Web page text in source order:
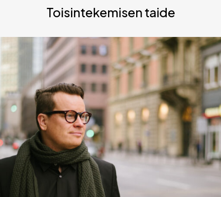
Toisin­tekemisen taide